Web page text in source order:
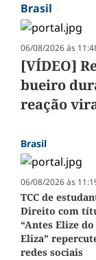
Brasil
06/08/2026 às
[VÍDEO]
bueiro
reação
Brasil
06/08/2026 às
TCC de
Direito com
“Antes Elize
Eliza”
redes sociais